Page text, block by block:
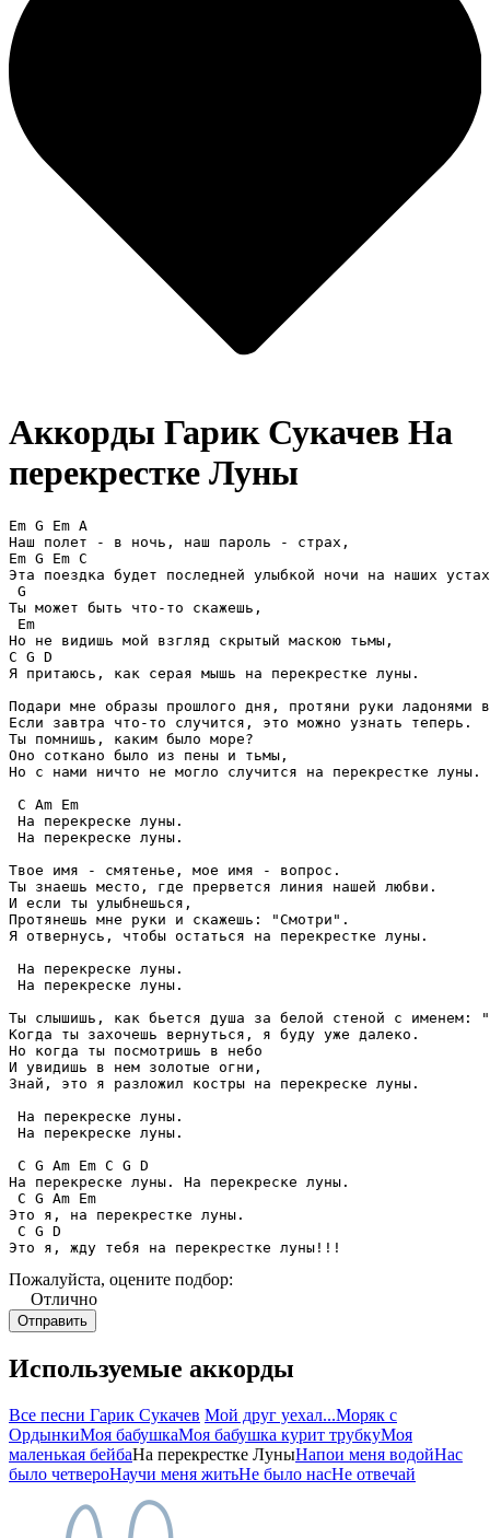
Аккорды Гарик Сукачев На
перекрестке Луны
Em G Em A
Наш полет - в ночь, наш пароль - страх,
Em G Em C
Эта поездка будет последней улыбкой ночи на наших
G
Ты может быть что-то скажешь,
Em
Но не видишь мой взгляд скрытый маскою тьмы,
C G D
Я притаюсь, как серая мышь на перекрестке луны.
Подари мне образы прошлого дня, протяни руки ладонями
Если завтра что-то случится, это можно узнать теперь.
Ты помнишь, каким было море?
Оно соткано было из пены и тьмы,
Но с нами ничто не могло случится на перекрестке луны.
C Am Em
На перекреске луны.
На перекреске луны.
Твое имя - смятенье, мое имя - вопрос.
Ты знаешь место, где прервется линия нашей любви.
И если ты улыбнешься,
Протянешь мне руки и скажешь: "Смотри".
Я отвернусь, чтобы остаться на перекрестке луны.
На перекреске луны.
На перекреске луны.
Ты слышишь, как бьется душа за белой стеной с именем:
Когда ты захочешь вернуться, я буду уже далеко.
Но когда ты посмотришь в небо
И увидишь в нем золотые огни,
Знай, это я разложил костры на перекреске луны.
На перекреске луны.
На перекреске луны.
C G Am Em C G D
На перекреске луны. На перекреске луны.
C G Am Em
Это я, на перекрестке луны.
C G D
Это я, жду тебя на перекрестке луны!!!
Пожалуйста, оцените подбор:
Отлично
Используемые аккорды
Все песни Гарик Сукачев Мой друг уехал...Моряк с
ОрдынкиМоя бабушкаМоя бабушка курит трубкуМоя
маленькая бейбаНа перекрестке ЛуныНапои меня водойНас
было четвероНаучи меня житьНе было насНе отвечай